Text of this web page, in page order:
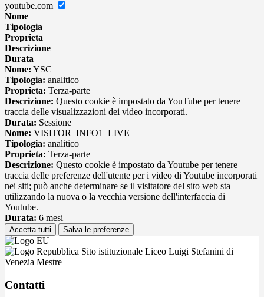
youtube.com
Nome
Tipologia
Proprieta
Descrizione
Durata
Nome: YSC
Tipologia: analitico
Proprieta: Terza-parte
Descrizione: Questo cookie è impostato da YouTube per tenere
traccia delle visualizzazioni dei video incorporati.
Durata: Sessione
Nome: VISITOR_INFO1_LIVE
Tipologia: analitico
Proprieta: Terza-parte
Descrizione: Questo cookie è impostato da Youtube per tenere
traccia delle preferenze dell'utente per i video di Youtube incorporati
nei siti; può anche determinare se il visitatore del sito web sta
utilizzando la nuova o la vecchia versione dell'interfaccia di
Youtube.
Durata: 6 mesi
Accetta tutti Salva le preferenze
Sito istituzionale Liceo Luigi Stefanini di
Venezia Mestre
Contatti